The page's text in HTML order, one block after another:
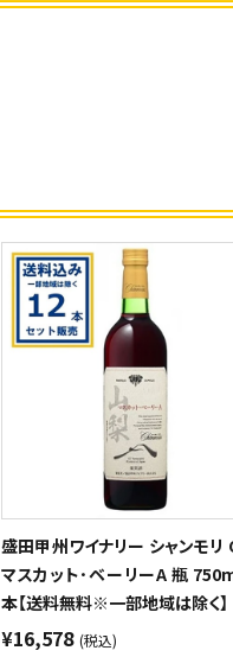
盛田甲州ワイナリー シャンモリ
マスカット･ベーリーA 瓶
本【送料無料※一部地域は除く】
¥16,578 (税込)